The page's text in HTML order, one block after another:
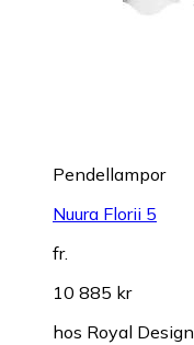
Pendellampor
Nuura Florii 5
fr.
10 885 kr
hos Royal Design